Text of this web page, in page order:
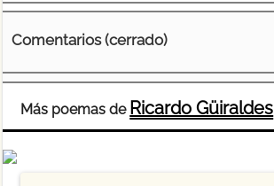
Comentarios (cerrado)
Más poemas de Ricardo Güiraldes